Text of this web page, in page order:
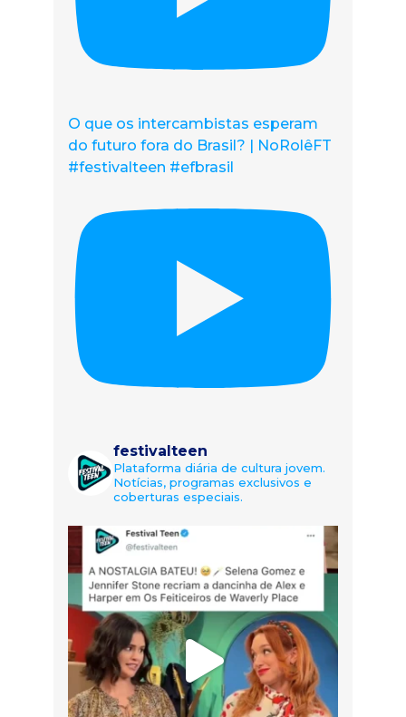
O que os intercambistas esperam
do futuro fora do Brasil? | NoRolêFT
#festivalteen #efbrasil
festivalteen
Plataforma diária de cultura jovem.
Notícias, programas exclusivos e
coberturas especiais.